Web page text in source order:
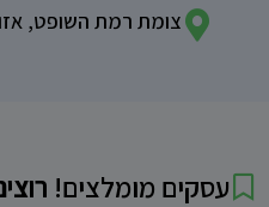
צומת רמת השופט,
עסקים מומלצים!